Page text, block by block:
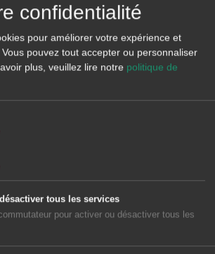
confidentialité
pour améliorer votre expérience et
pouvez tout accepter ou personnaliser
plus, veuillez lire notre politique de
tous les services
pour activer ou désactiver tous les